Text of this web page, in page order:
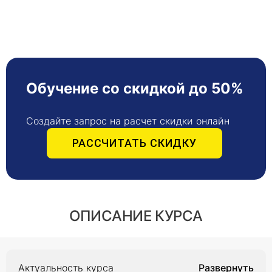
Обучение со скидкой до 50%
Создайте запрос на расчет скидки онлайн
РАССЧИТАТЬ СКИДКУ
ОПИСАНИЕ КУРСА
Актуальность курса